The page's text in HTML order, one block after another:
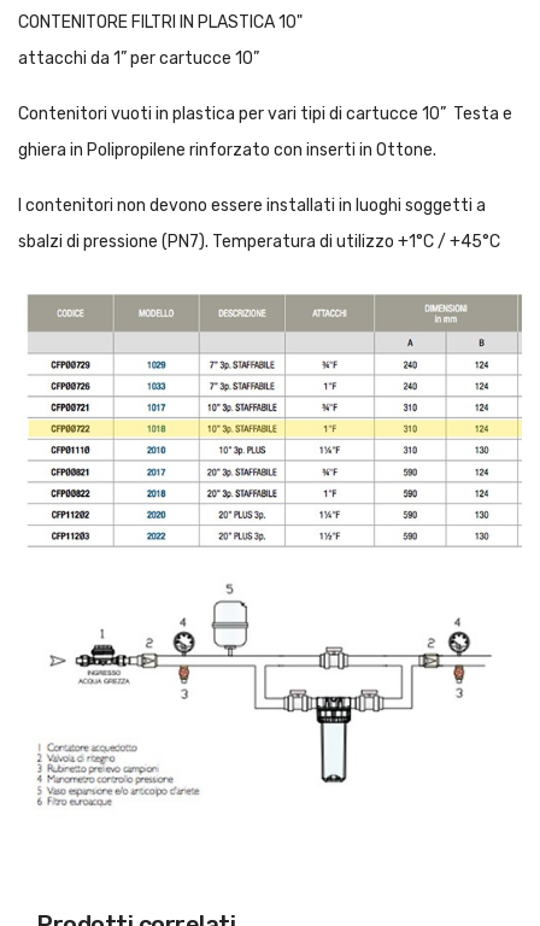
CONTENITORE FILTRI IN PLASTICA 10"
attacchi da 1” per cartucce 10”
Contenitori vuoti in plastica per vari tipi di cartucce 10” Testa e
ghiera in Polipropilene rinforzato con inserti in Ottone.
I contenitori non devono essere installati in luoghi soggetti a
sbalzi di pressione (PN7). Temperatura di utilizzo +1°C / +45°C